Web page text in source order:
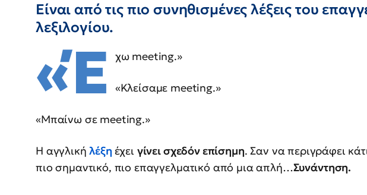
Είναι από τις πιο συνηθισμένες λέξεις του
λεξιλογίου.
«Έ χω meeting.»
«Κλείσαμε meeting.»
«Μπαίνω σε meeting.»
Η αγγλικήλέξη έχει γίνει σχεδόν επίσημη. Σαν να περιγράφει
πιο σημαντικό, πιο επαγγελματικό από μια απλή…Συνάντηση.